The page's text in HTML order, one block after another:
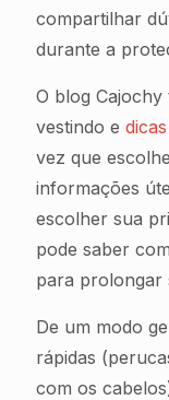
compartilhar
durante a
O blog
vestindo e
vez que
informações
escolher sua
pode saber
para prolongar
De um modo
rápidas
com os